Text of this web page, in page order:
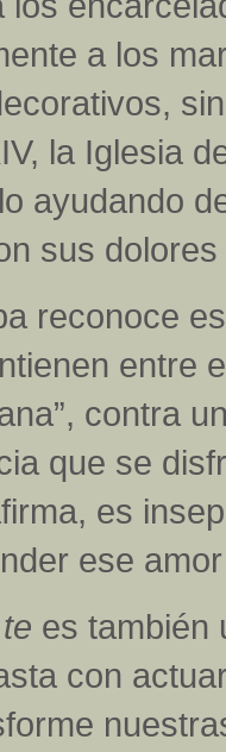
a los
la Iglesia
ayudando
sus
reconoce
entre
contra
que se
es
ese
es también
con